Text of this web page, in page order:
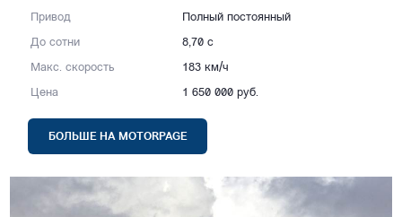
Привод Полный постоянный
До сотни 8,70 с
Макс. скорость 183 км/ч
Цена 1 650 000 руб.
БОЛЬШЕ НА MOTORPAGE